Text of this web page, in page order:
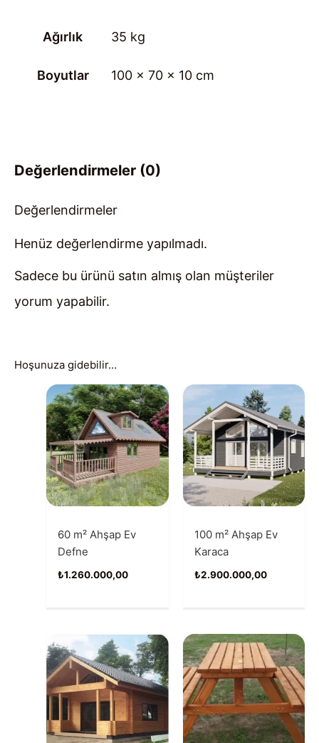
Ağırlık 35 kg
Boyutlar 100 × 70 × 10 cm
Değerlendirmeler (0)
Değerlendirmeler
Henüz değerlendirme yapılmadı.
Sadece bu ürünü satın almış olan müşteriler
yorum yapabilir.
Hoşunuza gidebilir…
60 m² Ahşap Ev
Defne
₺1.260.000,00
100 m² Ahşap Ev
Karaca
₺2.900.000,00